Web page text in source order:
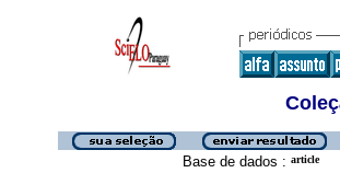
Base de dados : article